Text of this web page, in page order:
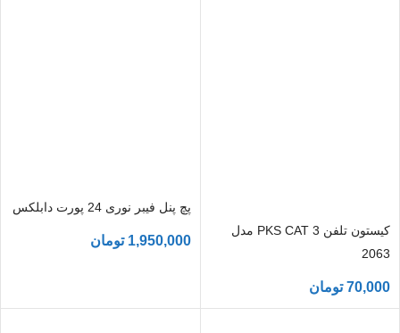
کیستون تلفن PKS CAT 3 مدل
2063
70,000 تومان
پچ پنل فیبر نوری 24 پورت دابلکس
1,950,000 تومان